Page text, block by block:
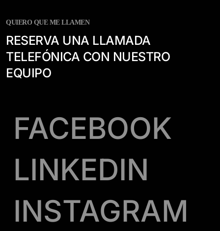
QUIERO QUE ME LLAMEN
RESERVA UNA LLAMADA
TELEFÓNICA CON NUESTRO
EQUIPO
FACEBOOK
LINKEDIN
INSTAGRAM